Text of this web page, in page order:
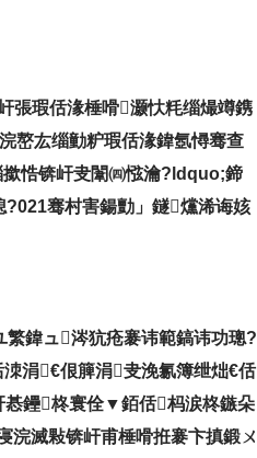
張瑕佸湪棰嗗灏忕粍缁熶竴鎸
嶅厷缁勭粐瑕佸湪鍏氬憳骞查
悎锛屽叏闈㈣惤瀹?ldquo;鍗
骞村害鍚勯」鐩爣浠诲姟
鍏ュ涔犺疮褰讳範鎬讳功璁?
涓€佷簲涓叏浼氱簿绁炪€佸
惎鑸柊寰佺▼銆佸杩涙柊鏃朵
浣滅敤锛屽甫棰嗗拰褰卞搷鍛ㄨ